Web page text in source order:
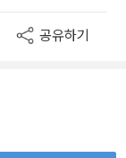
공유하기